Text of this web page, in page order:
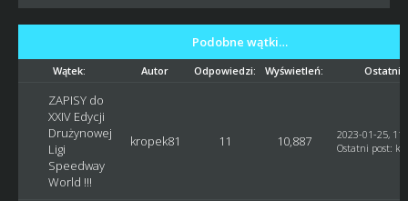
Podobne wątki…
Wątek: Autor Odpowiedzi: Wyświetleń: Ostatni
ZAPISY do
XXIV Edycji
Drużynowej
Ligi
Speedway
World !!!
kropek81 11 10,887
2023-01-25,
Ostatni post: